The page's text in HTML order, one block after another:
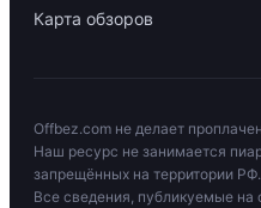
Карта обзоров
Offbez.com не делает
Наш ресурс не занимается
запрещённых на территории РФ.
Все сведения, публикуемые на